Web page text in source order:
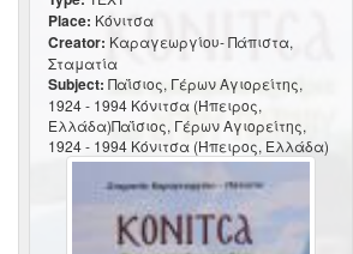
Place: Κόνιτσα
Creator: Καραγεωργίου- Πάπιστα,
Σταματία
Subject: Παΐσιος, Γέρων Αγιορείτης,
1924 - 1994 Κόνιτσα (Ήπειρος,
Ελλάδα)Παΐσιος, Γέρων Αγιορείτης,
1924 - 1994 Κόνιτσα (Ήπειρος, Ελλάδα)